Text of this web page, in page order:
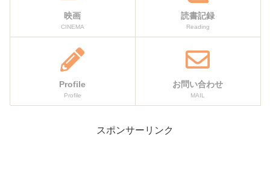
映画
CINEMA
読書記録
Reading
Profile
Profile
お問い合わせ
MAIL
スポンサーリンク